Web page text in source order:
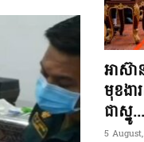
អាស៊ា
មុខង
ជាស្នូ...
5